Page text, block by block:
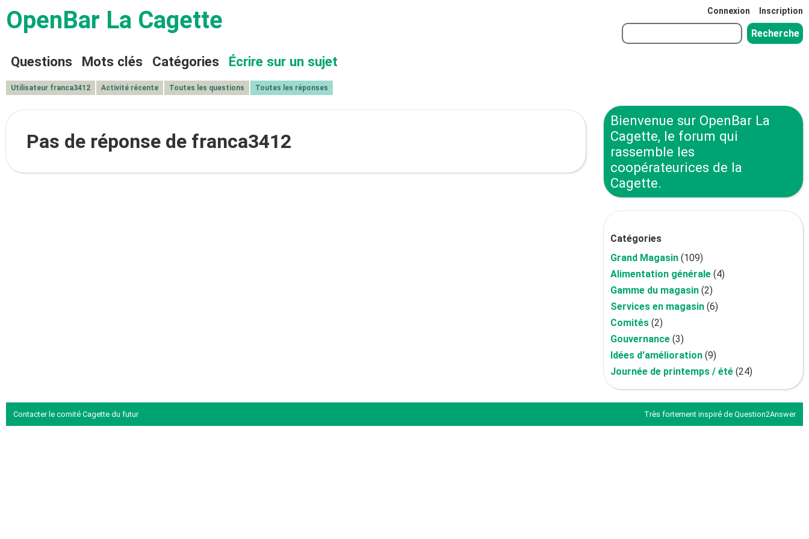
OpenBar La Cagette Connexion Inscription
Questions Mots clés Catégories Écrire sur un sujet
Utilisateur franca3412 Activité récente Toutes les questions Toutes les réponses
Bienvenue sur OpenBar La
Cagette, le forum qui
rassemble les
coopérateurices de la
Cagette.
Catégories
Grand Magasin (109)
Alimentation générale (4)
Gamme du magasin (2)
Services en magasin (6)
Comités (2)
Gouvernance (3)
Idées d'amélioration (9)
Journée de printemps / été (24)
Pas de réponse de franca3412
Contacter le comité Cagette du futur Très fortement inspiré de Question2Answer